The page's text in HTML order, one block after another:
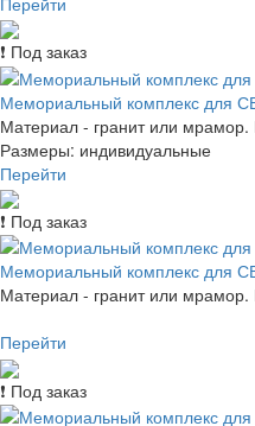
❗ Под заказ
Мемориальный комплекс для
Материал - гранит или
Размеры: индивидуальные
Перейти
❗ Под заказ
Мемориальный комплекс для
Материал - гранит или
Перейти
❗ Под заказ